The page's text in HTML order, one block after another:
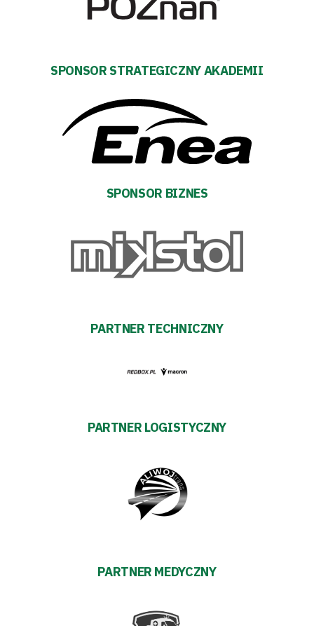
SPONSOR STRATEGICZNY AKADEMII
SPONSOR BIZNES
PARTNER TECHNICZNY
PARTNER LOGISTYCZNY
PARTNER MEDYCZNY